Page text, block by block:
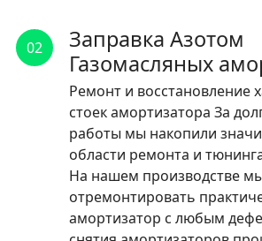
02
Заправка Азотом
Газомасляных
Ремонт и восстановление
стоек амортизатора За
работы мы накопили
области ремонта и
На нашем производстве
отремонтировать
амортизатор с любым